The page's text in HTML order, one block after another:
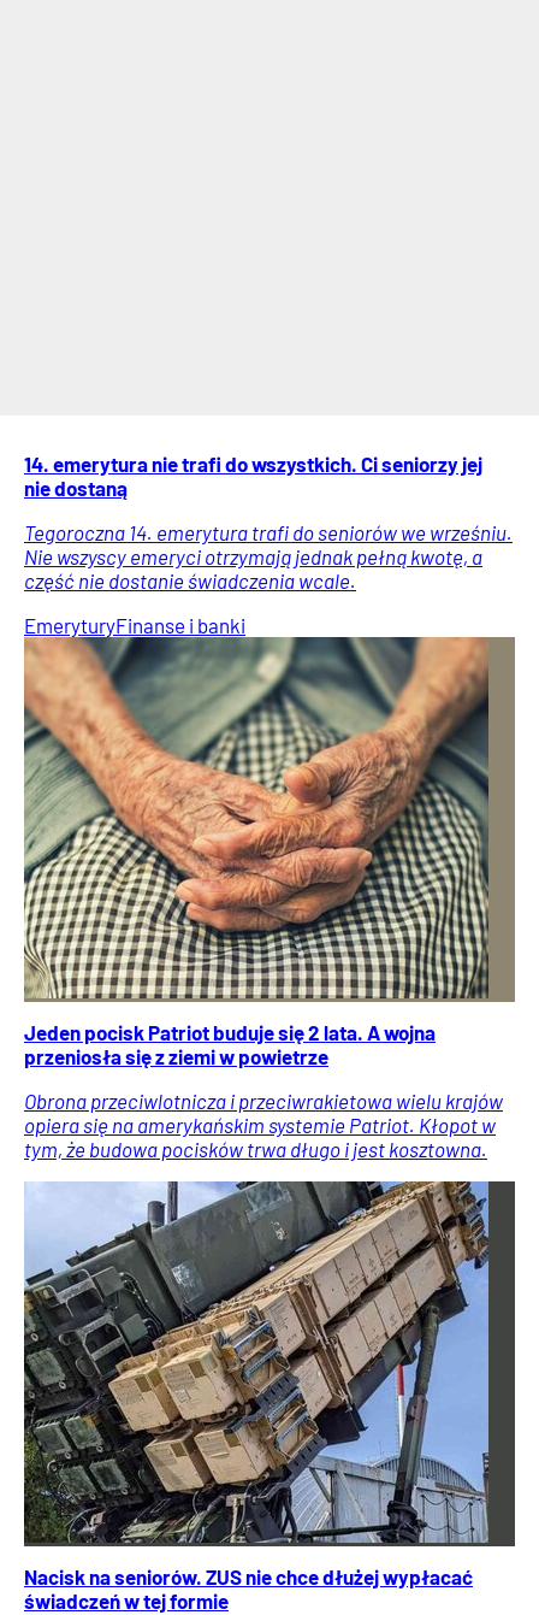
14. emerytura nie trafi do wszystkich. Ci seniorzy jej
nie dostaną
Tegoroczna 14. emerytura trafi do seniorów we wrześniu.
Nie wszyscy emeryci otrzymają jednak pełną kwotę, a
część nie dostanie świadczenia wcale.
EmeryturyFinanse i banki
Jeden pocisk Patriot buduje się 2 lata. A wojna
przeniosła się z ziemi w powietrze
Obrona przeciwlotnicza i przeciwrakietowa wielu krajów
opiera się na amerykańskim systemie Patriot. Kłopot w
tym, że budowa pocisków trwa długo i jest kosztowna.
Nacisk na seniorów. ZUS nie chce dłużej wypłacać
świadczeń w tej formie